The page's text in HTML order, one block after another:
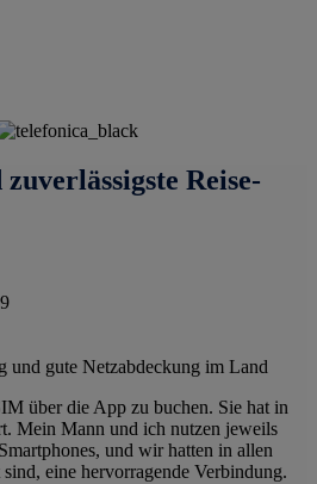
Reise-
und gute Netzabdeckung im Land
über die App zu buchen. Sie hat in
Mein Mann und ich nutzen jeweils
und wir hatten in allen
eine hervorragende Verbindung.